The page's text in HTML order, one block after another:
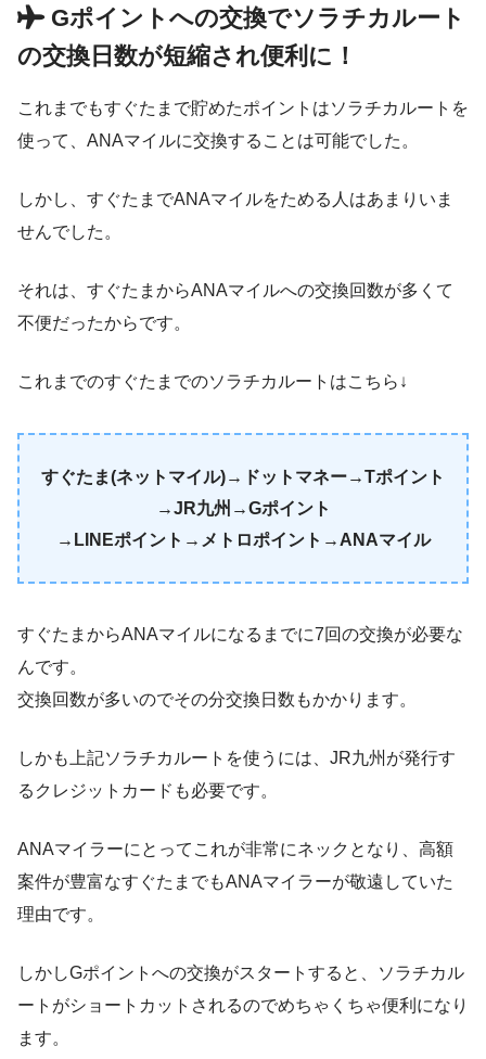
Gポイントへの交換でソラチカルート
の交換日数が短縮され便利に！
これまでもすぐたまで貯めたポイントはソラチカルートを
使って、ANAマイルに交換することは可能でした。
しかし、すぐたまでANAマイルをためる人はあまりいま
せんでした。
それは、すぐたまからANAマイルへの交換回数が多くて
不便だったからです。
これまでのすぐたまでのソラチカルートはこちら↓
すぐたま(ネットマイル)→ドットマネー→Tポイント
→JR九州→Gポイント
→LINEポイント →メトロポイント→ANAマイル
すぐたまからANAマイルになるまでに7回の交換が必要な
んです。
交換回数が多いのでその分交換日数もかかります。
しかも上記ソラチカルートを使うには、JR九州が発行す
るクレジットカードも必要です。
ANAマイラーにとってこれが非常にネックとなり、高額
案件が豊富なすぐたまでもANAマイラーが敬遠していた
理由です。
しかしGポイントへの交換がスタートすると、ソラチカル
ートがショートカットされるのでめちゃくちゃ便利になり
ます。